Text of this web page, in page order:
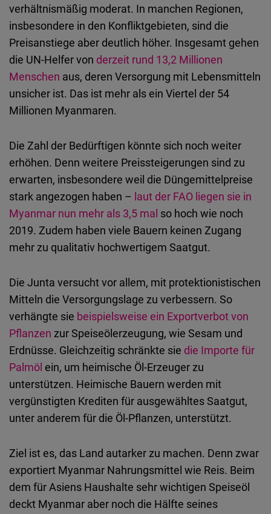
verhältnismäßig moderat. In manchen Regionen,
insbesondere in den Konfliktgebieten, sind die
Preisanstiege aber deutlich höher. Insgesamt gehen
die UN-Helfer von derzeit rund 13,2 Millionen
Menschen aus, deren Versorgung mit Lebensmitteln
unsicher ist. Das ist mehr als ein Viertel der 54
Millionen Myanmaren.
Die Zahl der Bedürftigen könnte sich noch weiter
erhöhen. Denn weitere Preissteigerungen sind zu
erwarten, insbesondere weil die Düngemittelpreise
stark angezogen haben – laut der FAO liegen sie in
Myanmar nun mehr als 3,5 mal so hoch wie noch
2019. Zudem haben viele Bauern keinen Zugang
mehr zu qualitativ hochwertigem Saatgut.
Die Junta versucht vor allem, mit protektionistischen
Mitteln die Versorgungslage zu verbessern. So
verhängte sie beispielsweise ein Exportverbot von
Pflanzen zur Speiseölerzeugung, wie Sesam und
Erdnüsse. Gleichzeitig schränkte sie die Importe für
Palmöl ein, um heimische Öl-Erzeuger zu
unterstützen. Heimische Bauern werden mit
vergünstigten Krediten für ausgewähltes Saatgut,
unter anderem für die Öl-Pflanzen, unterstützt.
Ziel ist es, das Land autarker zu machen. Denn zwar
exportiert Myanmar Nahrungsmittel wie Reis. Beim
dem für Asiens Haushalte sehr wichtigen Speiseöl
deckt Myanmar aber noch die Hälfte seines